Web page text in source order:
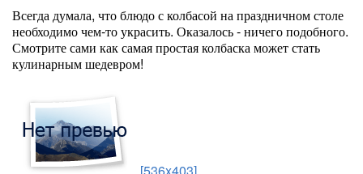
Всегда думала, что блюдо с колбасой на праздничном столе
необходимо чем-то украсить. Оказалось - ничего подобного.
Смотрите сами как самая простая колбаска может стать
кулинарным шедевром!